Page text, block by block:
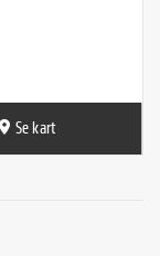
Se kart